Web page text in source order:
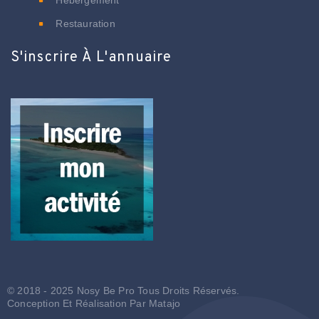
Restauration
S'inscrire À L'annuaire
© 2018 - 2025 Nosy Be Pro Tous Droits Réservés.
Conception Et Réalisation Par Matajo